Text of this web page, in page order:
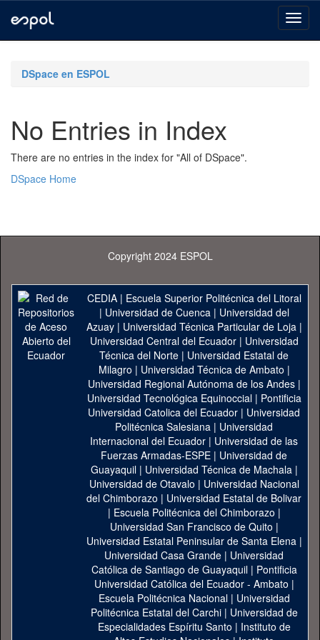
navigationDSpace en ESPOL
No Entries in Index
There are no entries in the index for "All of DSpace".
DSpace Home
Copyright 2024 ESPOL
CEDIA| Escuela Superior Politécnica del Litoral
| Universidad de Cuenca| Universidad del
Azuay| Universidad Técnica Particular de Loja|
Universidad Central del Ecuador| Universidad
Técnica del Norte | Universidad Estatal de
Milagro | Universidad Técnica de Ambato |
Universidad Regional Autónoma de los Andes|
Universidad Tecnológica Equinoccial| Pontificia
Universidad Catolica del Ecuador | Universidad
Politécnica Salesiana | Universidad
Internacional del Ecuador | Universidad de las
Fuerzas Armadas-ESPE | Universidad de
Guayaquil| Universidad Técnica de Machala|
Universidad de Otavalo | Universidad Nacional
del Chimborazo | Universidad Estatal de Bolivar
| Escuela Politécnica del Chimborazo |
Universidad San Francisco de Quito |
Universidad Estatal Peninsular de Santa Elena|
Universidad Casa Grande | Universidad
Católica de Santiago de Guayaquil| Pontificia
Universidad Católica del Ecuador - Ambato |
Escuela Politécnica Nacional| Universidad
Politécnica Estatal del Carchi| Universidad de
Especialidades Espíritu Santo | Instituto de